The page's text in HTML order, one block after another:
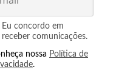
Eu concordo em
receber comunicações.
nossa Política de
.